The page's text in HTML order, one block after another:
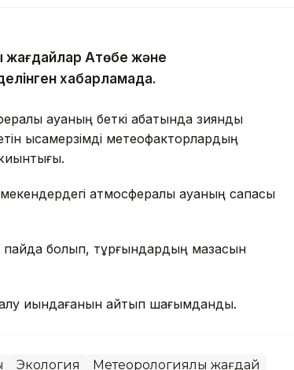
жағдайлар Ақтөбе және
хабарламада.
ауаның беткі қабатында зиянды
қысқамерзімді метеофакторлардың
атмосфералық ауаның сапасы
пайда болып, тұрғындардың мазасын
қиындағанын айтып шағымданды.
Экология Метеорологиялық жағдай